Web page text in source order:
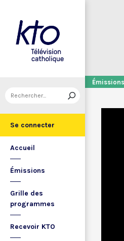
Se connecter
Accueil
Émissions
Grille des
programmes
Recevoir KTO
Émissions